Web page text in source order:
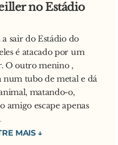
advogados de
ir buscar o pato eu
tudo o que tem!
é que funcionam as
temos o Código
resolvemos estas
Regra Alentejana dos
eu dou-lhe três
no Estádio
sair do Estádio do
é atacado por um
O outro menino ,
num tubo de metal e dá
matando-o,
amigo escape apenas
pertencente a um